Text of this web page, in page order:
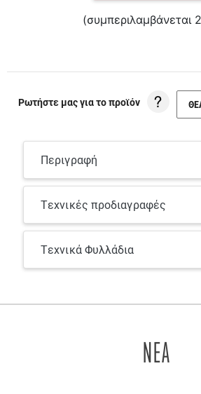
(συμπεριλαμβάνεται
Ρωτήστε μας για το προϊόν
Περιγραφή
Τεχνικές προδιαγραφές
Τεχνικά Φυλλάδια
ΝΕΑ